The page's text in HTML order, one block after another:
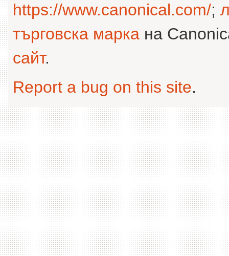
https://www.canonical.com/;
търговска марка на
сайт.
Report a bug on this site.